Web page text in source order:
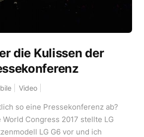
die Kulissen der
Video
so eine Pressekonferenz ab?
Congress 2017 stellte LG
LG G6 vor und ich